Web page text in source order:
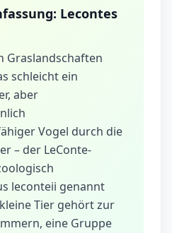
Lecontes
Graslandschaften
schleicht ein
aber
Vogel durch die
– der LeConte-
leconteii genannt
Tier gehört zur
eine Gruppe